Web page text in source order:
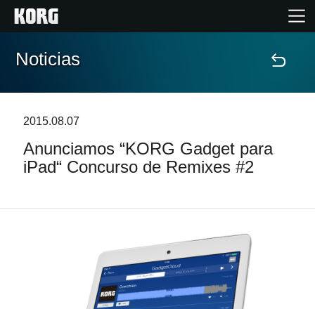
Inicio
Características
Localizador de Tiendas
Noticias
2015.08.07
Anunciamos “KORG Gadget para
iPad“ Concurso de Remixes #2